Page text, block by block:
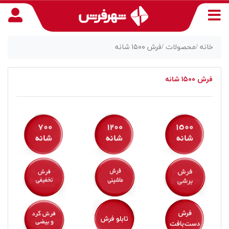
دسترسی
خانه /محصولات /فرش ۱۵۰۰ شانه
فرش ۱۵۰۰ شانه